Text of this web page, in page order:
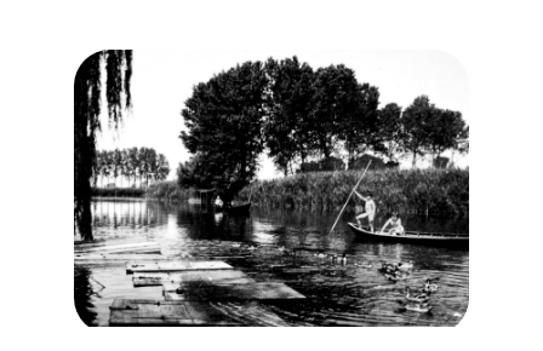
ANNI 70 – CASSE VIVAIO
DI PESCE APPENA
CATURATO “BÜRC”